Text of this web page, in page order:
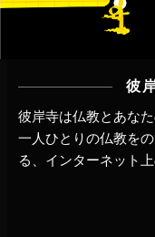
彼
彼岸寺は仏教とあな
一人ひとりの仏教を
る、インターネット上